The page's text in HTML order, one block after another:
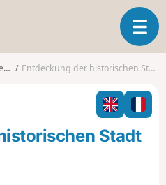
T
o
g
l
n
a
Entdeckung der historischen Stadt Vienne (Isère)
Stadt